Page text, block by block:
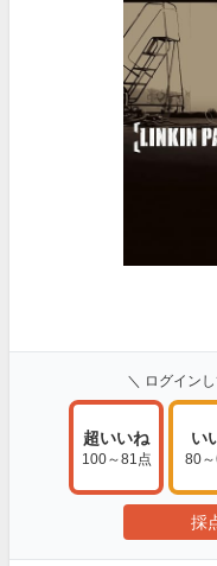
＼ ログイン
超いいね
100～81点
い
80
採